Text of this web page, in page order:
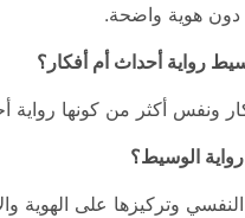
دون هوية واضحة.
رواية أحداث أم أفكار؟
ونفس أكثر من كونها رواية
الوسيط؟
وتركيزها على الهوية